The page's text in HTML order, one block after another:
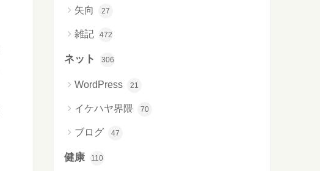
矢向 27
雑記 472
ネット 306
WordPress 21
イケハヤ界隈 70
ブログ 47
健康 110